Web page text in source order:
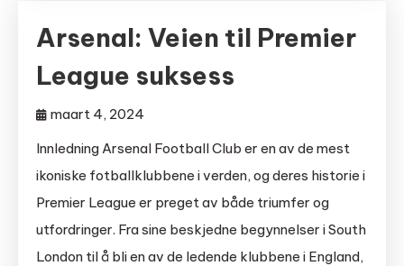
Arsenal: Veien til Premier
League suksess
maart 4, 2024
Innledning Arsenal Football Club er en av de mest
ikoniske fotballklubbene i verden, og deres historie i
Premier League er preget av både triumfer og
utfordringer. Fra sine beskjedne begynnelser i South
London til å bli en av de ledende klubbene i England,